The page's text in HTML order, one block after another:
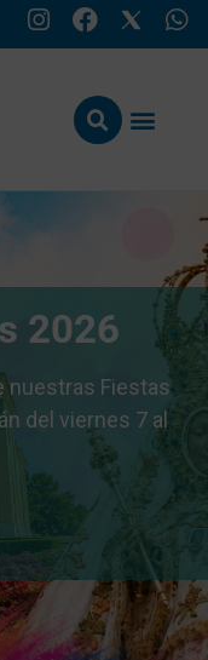
2026
nuestras Fiestas
del viernes 7 al